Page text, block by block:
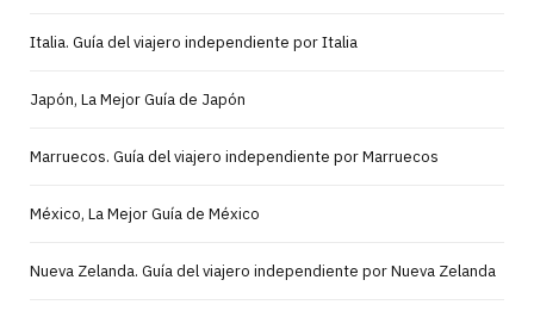
Italia. Guía del viajero independiente por Italia
Japón, La Mejor Guía de Japón
Marruecos. Guía del viajero independiente por Marruecos
México, La Mejor Guía de México
Nueva Zelanda. Guía del viajero independiente por Nueva Zelanda